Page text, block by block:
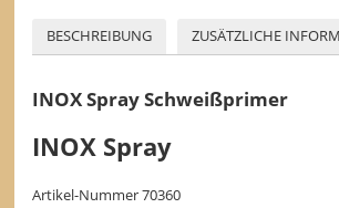
BESCHREIBUNG ZUSÄTZLICHE
INOX Spray Schweißprimer
INOX Spray
Artikel-Nummer 70360